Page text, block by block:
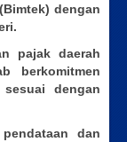
dengan
pajak daerah
berkomitmen
dengan
dan